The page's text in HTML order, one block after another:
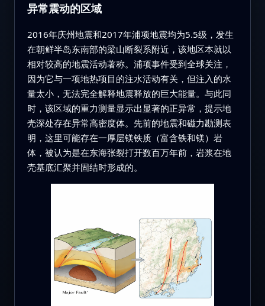
异常震动的区域
2016年庆州地震和2017年浦项地震均为5.5级，发生
在朝鲜半岛东南部的梁山断裂系附近，该地区本就以
相对较高的地震活动著称。浦项事件受到全球关注，
因为它与一项地热项目的注水活动有关，但注入的水
量太小，无法完全解释地震释放的巨大能量。与此同
时，该区域的重力测量显示出显著的正异常，提示地
壳深处存在异常高密度体。先前的地震和磁力勘测表
明，这里可能存在一厚层镁铁质（富含铁和镁）岩
体，被认为是在东海张裂打开数百万年前，岩浆在地
壳基底汇聚并固结时形成的。